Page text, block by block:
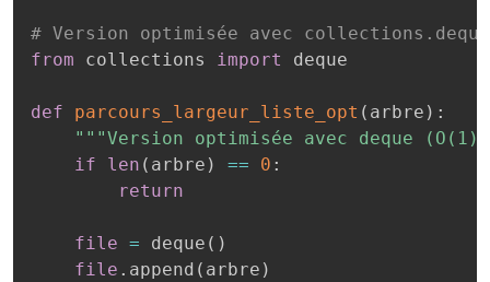
# Version optimisée avec collections.deque
from collections import deque
def parcours_largeur_liste_opt ( arbre ) :
"""Version optimisée avec deque
if
len ( arbre ) == 0 :
return
file = deque ( )
file . append ( arbre )